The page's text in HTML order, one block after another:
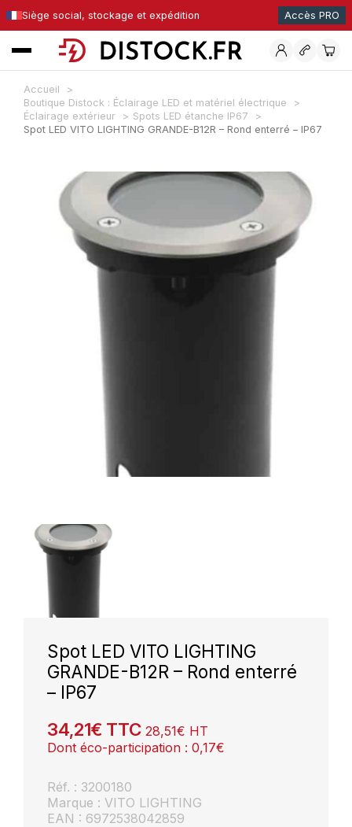
Siège social, stockage et expédition Accès PRO
Accueil
Boutique Distock : Éclairage LED et matériel électrique
Éclairage extérieur
Spots LED étanche IP67
Spot LED VITO LIGHTING GRANDE-B12R – Rond enterré – IP67
Spot LED VITO LIGHTING
GRANDE-B12R – Rond enterré
– IP67
34,21€ TTC 28,51€ HT
Dont éco-participation : 0,17€
Réf. : 3200180
Marque : VITO LIGHTING
EAN : 6972538042859